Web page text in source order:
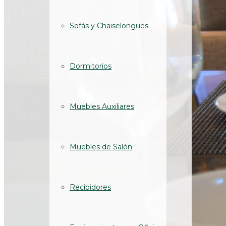
Sofás y Chaiselongues
Dormitorios
Muebles Auxiliares
Muebles de Salón
Recibidores